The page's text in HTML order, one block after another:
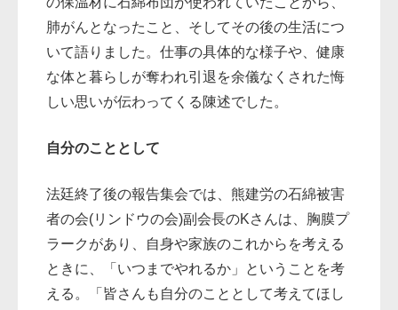
肺がんとなったこと、そしてその後の生活につ
いて語りました。仕事の具体的な様子や、健康
な体と暮らしが奪われ引退を余儀なくされた悔
しい思いが伝わってくる陳述でした。
自分のこととして
法廷終了後の報告集会では、熊建労の石綿被害
者の会(リンドウの会)副会長のKさんは、胸膜プ
ラークがあり、自身や家族のこれからを考える
ときに、「いつまでやれるか」ということを考
える。「皆さんも自分のこととして考えてほし